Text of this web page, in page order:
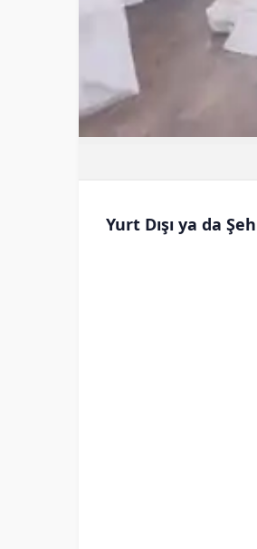
Yurt Dışı ya da